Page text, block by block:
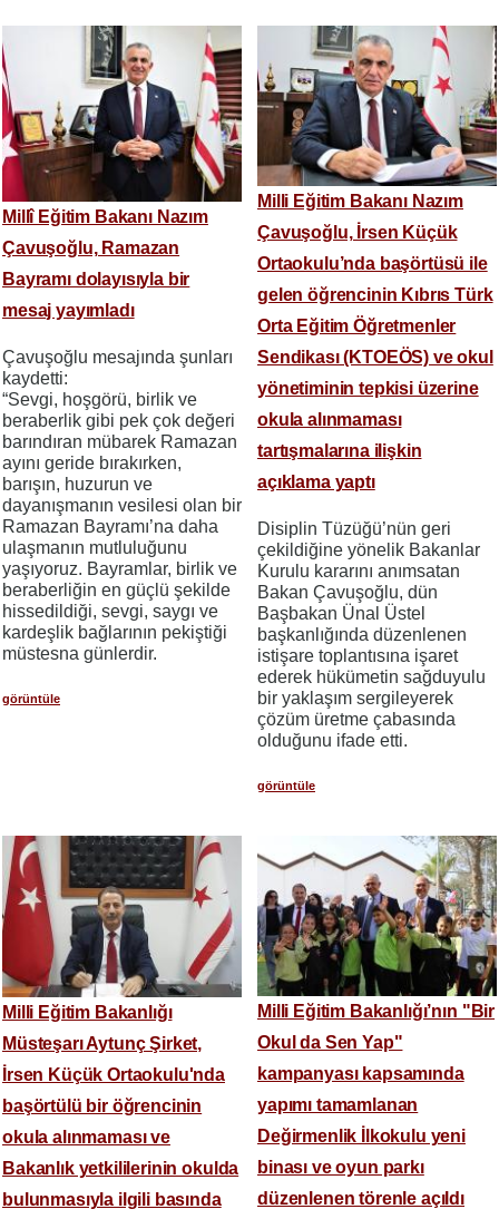
Millî Eğitim Bakanı Nazım
Çavuşoğlu, Ramazan
Bayramı dolayısıyla bir
mesaj yayımladı
Çavuşoğlu mesajında şunları
kaydetti:
“Sevgi, hoşgörü, birlik ve
beraberlik gibi pek çok değeri
barındıran mübarek Ramazan
ayını geride bırakırken,
barışın, huzurun ve
dayanışmanın vesilesi olan bir
Ramazan Bayramı’na daha
ulaşmanın mutluluğunu
yaşıyoruz. Bayramlar, birlik ve
beraberliğin en güçlü şekilde
hissedildiği, sevgi, saygı ve
kardeşlik bağlarının pekiştiği
müstesna günlerdir.
görüntüle
Milli Eğitim Bakanı Nazım
Çavuşoğlu, İrsen Küçük
Ortaokulu’nda başörtüsü ile
gelen öğrencinin Kıbrıs Türk
Orta Eğitim Öğretmenler
Sendikası (KTOEÖS) ve okul
yönetiminin tepkisi üzerine
okula alınmaması
tartışmalarına ilişkin
açıklama yaptı
​​​​​​​Disiplin Tüzüğü’nün geri
çekildiğine yönelik Bakanlar
Kurulu kararını anımsatan
Bakan Çavuşoğlu, dün
Başbakan Ünal Üstel
başkanlığında düzenlenen
istişare toplantısına işaret
ederek hükümetin sağduyulu
bir yaklaşım sergileyerek
çözüm üretme çabasında
olduğunu ifade etti.
görüntüle
Milli Eğitim Bakanlığı
Müsteşarı Aytunç Şirket,
İrsen Küçük Ortaokulu'nda
başörtülü bir öğrencinin
okula alınmaması ve
Bakanlık yetkililerinin okulda
bulunmasıyla ilgili basında
Milli Eğitim Bakanlığı’nın "Bir
Okul da Sen Yap"
kampanyası kapsamında
yapımı tamamlanan
Değirmenlik İlkokulu yeni
binası ve oyun parkı
düzenlenen törenle açıldı